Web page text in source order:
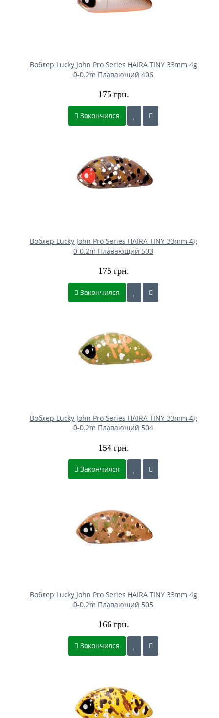
Воблер Lucky John Pro Series HAIRA TINY 33mm 4g
0-0.2m Плавающий 406
175 грн.
Закончился
Воблер Lucky John Pro Series HAIRA TINY 33mm 4g
0-0.2m Плавающий 503
175 грн.
Закончился
Воблер Lucky John Pro Series HAIRA TINY 33mm 4g
0-0.2m Плавающий 504
154 грн.
Закончился
Воблер Lucky John Pro Series HAIRA TINY 33mm 4g
0-0.2m Плавающий 505
166 грн.
Закончился